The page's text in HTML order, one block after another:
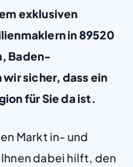
exklusiven
in 89520
Baden-
sicher, dass ein
für Sie da ist.
Markt in- und
dabei hilft, den